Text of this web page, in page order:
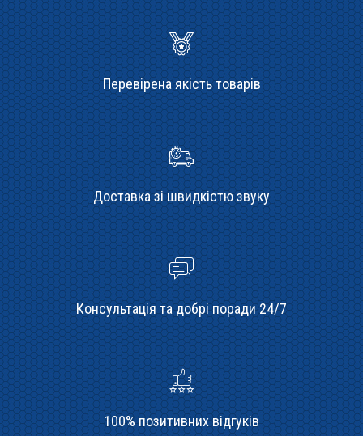
Перевірена якість товарів
Доставка зі швидкістю звуку
Консультація та добрі поради 24/7
100% позитивних відгуків